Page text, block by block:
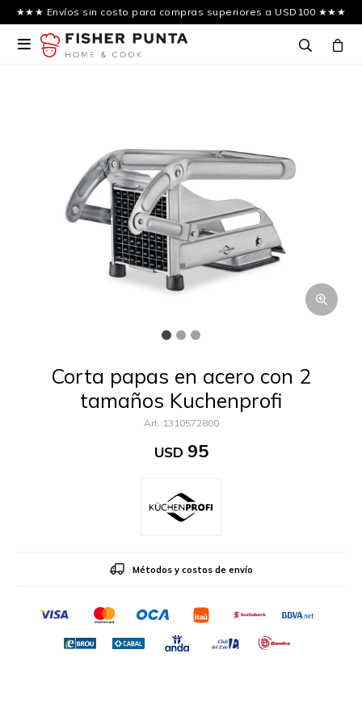
★★★ Envíos sin costo para compras superiores a USD100 ★★★

Corta papas en acero con 2
tamaños Kuchenprofi
1310572800
USD 95
Métodos y costos de envío